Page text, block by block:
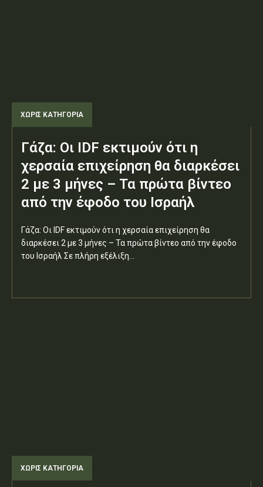
ΧΩΡΊΣ ΚΑΤΗΓΟΡΊΑ
Γάζα: Οι IDF εκτιμούν ότι η
χερσαία επιχείρηση θα διαρκέσει
2 με 3 μήνες – Τα πρώτα βίντεο
από την έφοδο του Ισραήλ
Γάζα: Οι IDF εκτιμούν ότι η χερσαία επιχείρηση θα
διαρκέσει 2 με 3 μήνες – Τα πρώτα βίντεο από την έφοδο
του Ισραήλ Σε πλήρη εξέλιξη...
ΧΩΡΊΣ ΚΑΤΗΓΟΡΊΑ